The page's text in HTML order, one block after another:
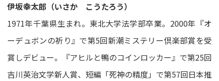
伊坂幸太郎（いさか こうたろう）
1971年千葉県生まれ。東北大学法学部卒業。2000年『オ
ーデュボンの祈り』で第5回新潮ミステリー倶楽部賞を受
賞しデビュー。『アヒルと鴨のコインロッカー』で第25回
吉川英治文学新人賞、短編「死神の精度」で第57回日本推